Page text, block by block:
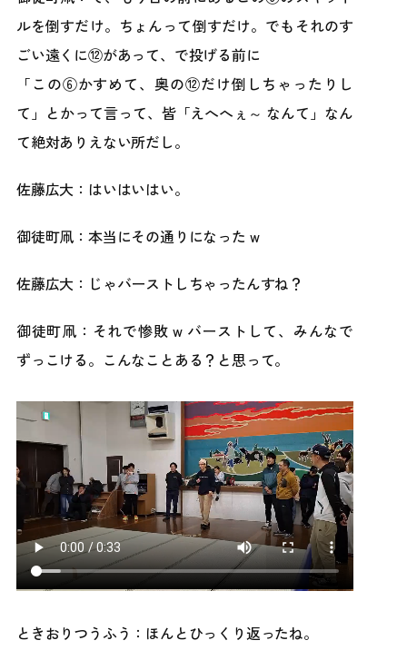
ルを倒すだけ。ちょんって倒すだけ。でもそれのす
ごい遠くに⑫があって、で投げる前に
「この⑥かすめて、奥の⑫だけ倒しちゃったりし
て」とかって言って、皆「えへへぇ～ なんて」なん
て絶対ありえない所だし。
佐藤広大：はいはいはい。
御徒町凧：本当にその通りになった w
佐藤広大：じゃバーストしちゃったんすね？
御徒町凧：それで惨敗 w バーストして、みんなで
ずっこける。こんなことある？と思って。
ときおりつうふう：ほんとひっくり返ったね。